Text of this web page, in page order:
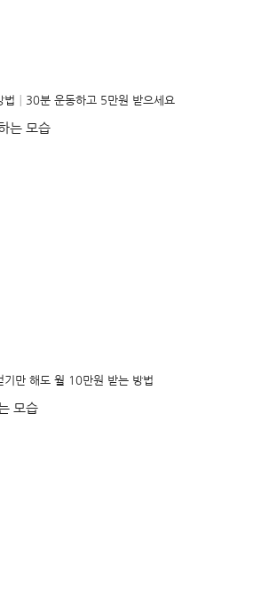
법│30분 운동하고 5만원 받으세요
만 해도 월 10만원 받는 방법